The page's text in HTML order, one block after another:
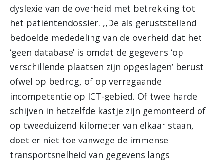
dyslexie van de overheid met betrekking tot
het patiëntendossier. ,,De als geruststellend
bedoelde mededeling van de overheid dat het
‘geen database’ is omdat de gegevens ‘op
verschillende plaatsen zijn opgeslagen’ berust
ofwel op bedrog, of op verregaande
incompetentie op ICT-gebied. Of twee harde
schijven in hetzelfde kastje zijn gemonteerd of
op tweeduizend kilometer van elkaar staan,
doet er niet toe vanwege de immense
transportsnelheid van gegevens langs